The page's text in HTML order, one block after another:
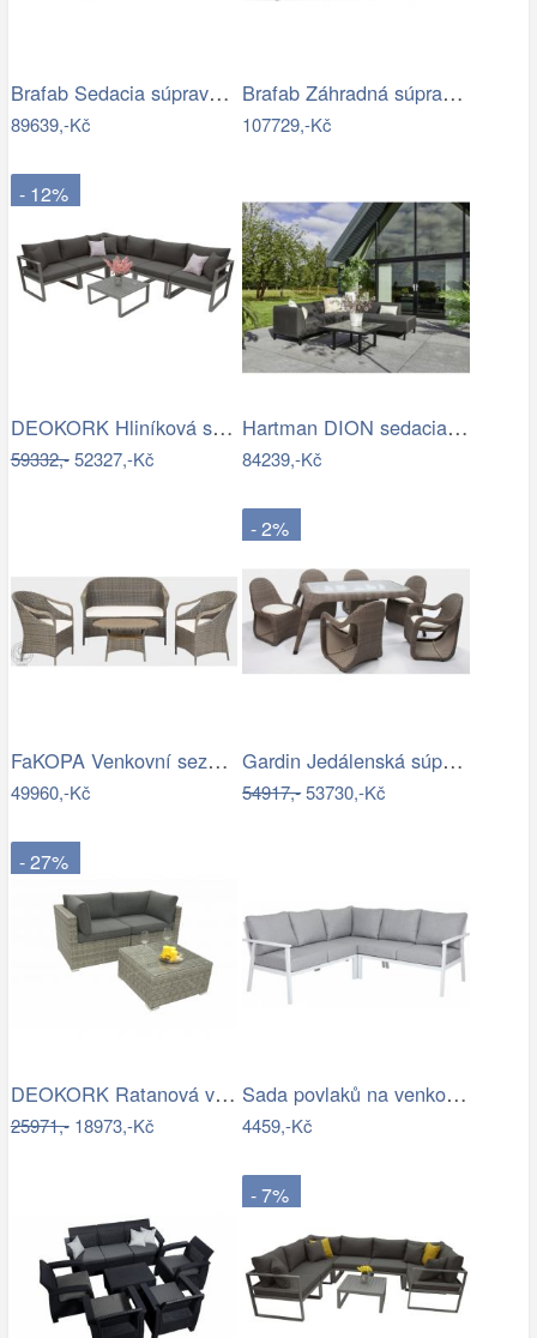
Brafab Sedacia súprava BELFORT čierna -…
89639,-Kč
Brafab Záhradná súprava AMESDALE -…
107729,-Kč
- 12%
DEOKORK Hliníková sestava pro 6 osob…
59332,-52327,-Kč
Hartman DION sedacia súprava - Čierna…
84239,-Kč
FaKOPA Venkovní sezení z umělého…
49960,-Kč
- 2%
Gardin Jedálenská súprava FOX hnedá Mdum
54917,-53730,-Kč
- 27%
DEOKORK Ratanová variabilní sestava…
25971,-18973,-Kč
Sada povlaků na venkovní polštáře…
4459,-Kč
- 7%